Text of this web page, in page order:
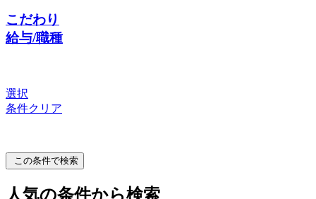
こだわり
給与/職種
選択
条件クリア
この条件で検索
人気の条件から検索